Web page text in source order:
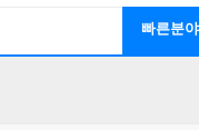
빠른분야